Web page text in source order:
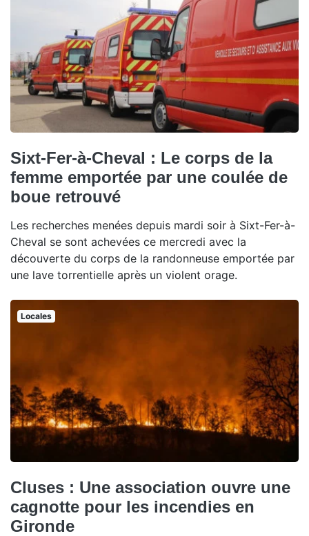
Sixt-Fer-à-Cheval : Le corps de la
femme emportée par une coulée de
boue retrouvé
Les recherches menées depuis mardi soir à Sixt-Fer-à-
Cheval se sont achevées ce mercredi avec la
découverte du corps de la randonneuse emportée par
une lave torrentielle après un violent orage.
Locales
Cluses : Une association ouvre une
cagnotte pour les incendies en
Gironde